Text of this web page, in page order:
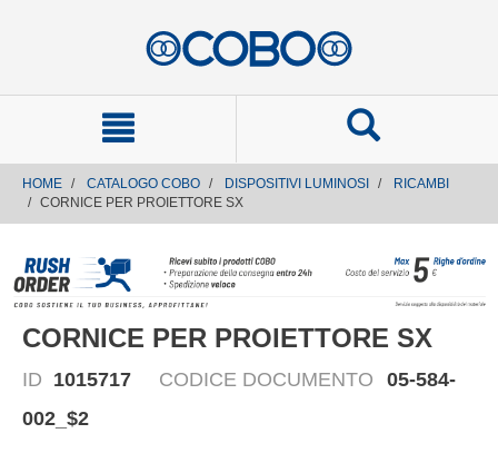
HOME CATALOGO COBO DISPOSITIVI LUMINOSI
RICAMBI
CORNICE PER PROIETTORE SX
CORNICE PER PROIETTORE SX
ID 1015717 CODICE DOCUMENTO
05-584-
002_$2